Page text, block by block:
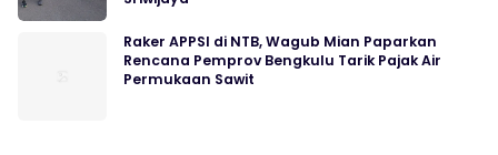
Raker APPSI di NTB, Wagub Mian Paparkan
Rencana Pemprov Bengkulu Tarik Pajak Air
Permukaan Sawit